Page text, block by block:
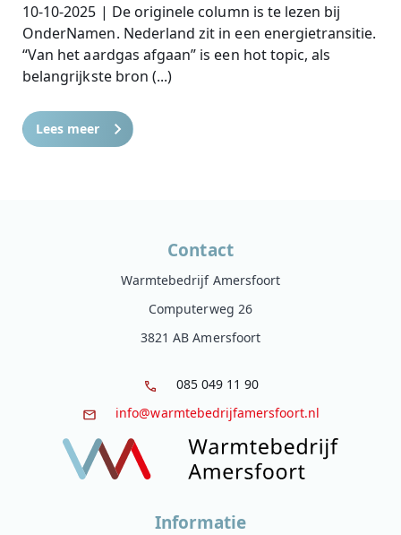
10-10-2025 | De originele column is te lezen bij
OnderNamen. Nederland zit in een energietransitie.
“Van het aardgas afgaan” is een hot topic, als
belangrijkste bron (...)
Lees meer
Contact
Warmtebedrijf Amersfoort
Computerweg 26
3821 AB Amersfoort
085 049 11 90
info@warmtebedrijfamersfoort.nl
Informatie